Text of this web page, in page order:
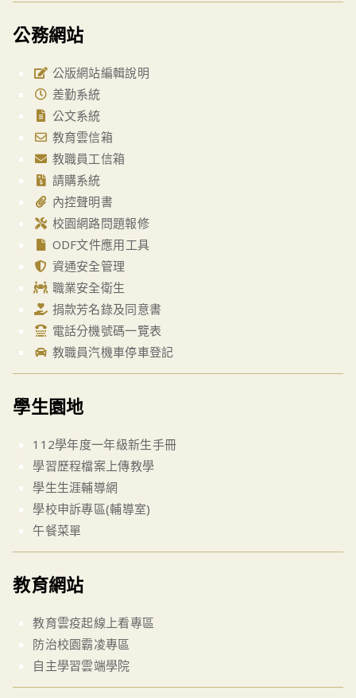
公務網站
公版網站編輯說明
差勤系統
公文系統
教育雲信箱
教職員工信箱
請購系統
內控聲明書
校園網路問題報修
ODF文件應用工具
資通安全管理
職業安全衛生
捐款芳名錄及同意書
電話分機號碼一覽表
教職員汽機車停車登記
學生園地
112學年度一年級新生手冊
學習歷程檔案上傳教學
學生生涯輔導網
學校申訴專區(輔導室)
午餐菜單
教育網站
教育雲疫起線上看專區
防治校園霸凌專區
自主學習雲端學院